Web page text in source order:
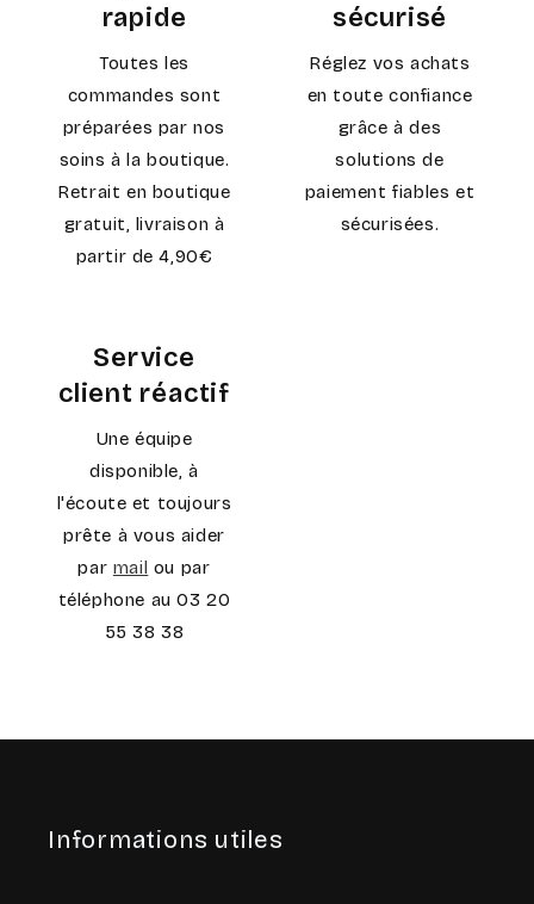
rapide
Toutes les
commandes sont
préparées par nos
soins à la boutique.
Retrait en boutique
gratuit, livraison à
partir de 4,90€
sécurisé
Réglez vos achats
en toute confiance
grâce à des
solutions de
paiement fiables et
sécurisées.
Service
client réactif
Une équipe
disponible, à
l'écoute et toujours
prête à vous aider
par mail ou par
téléphone au 03 20
55 38 38
Informations utiles